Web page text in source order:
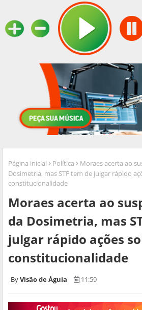
Página inicial Política
Moraes acerta ao
Dosimetria, mas STF tem de julgar rápido
constitucionalidade
Moraes acerta ao
da Dosimetria, mas
julgar rápido ações
constitucionalidade
Visão de Águia 11:59